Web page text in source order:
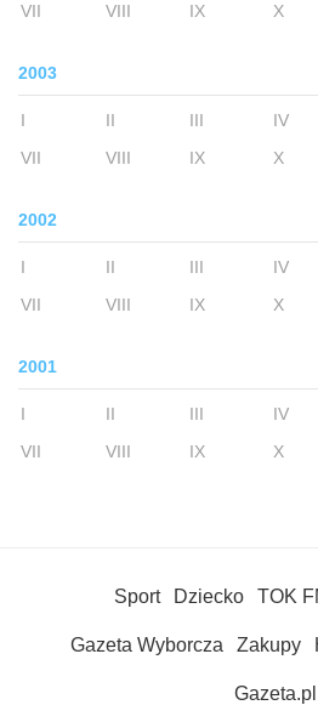
VII
VIII IX X
2003
I II III IV
VII
VIII IX X
2002
I II III IV
VII
VIII IX X
2001
I II III IV
VII
VIII IX X
Sport Dziecko TOK
Gazeta Wyborcza Zakupy
Gazeta.pl